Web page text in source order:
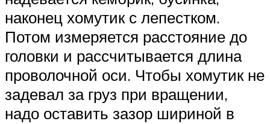
наконец хомутик с лепестком.
Потом измеряется расстояние до
головки и рассчитывается длина
проволочной оси. Чтобы хомутик не
задевал за груз при вращении,
надо оставить зазор шириной в